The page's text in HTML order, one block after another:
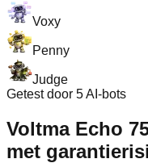
Voxy
Penny
Judge
Getest door 5 AI-bots
Voltma Echo
met